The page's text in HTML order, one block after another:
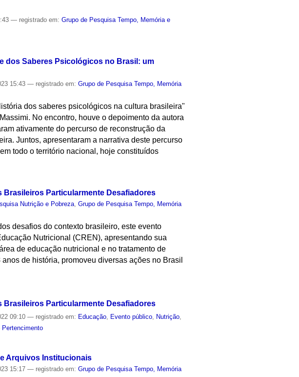
— registrado em:Grupo de Pesquisa Tempo, Memória e
dos Saberes Psicológicos no Brasil: um
15:43— registrado em:Grupo de Pesquisa Tempo, Memória
dos saberes psicológicos na cultura brasileira"
No encontro, houve o depoimento da autora
ativamente do percurso de reconstrução da
Juntos, apresentaram a narrativa deste percurso
todo o território nacional, hoje constituídos
Brasileiros Particularmente Desafiadores
Nutrição e Pobreza ,Grupo de Pesquisa Tempo, Memória
desafios do contexto brasileiro, este evento
Nutricional (CREN), apresentando sua
de educação nutricional e no tratamento de
de história, promoveu diversas ações no Brasil
Brasileiros Particularmente Desafiadores
09:10— registrado em: Educação Evento público Nutrição
Pertencimento
Arquivos Institucionais
15:17— registrado em:Grupo de Pesquisa Tempo, Memória